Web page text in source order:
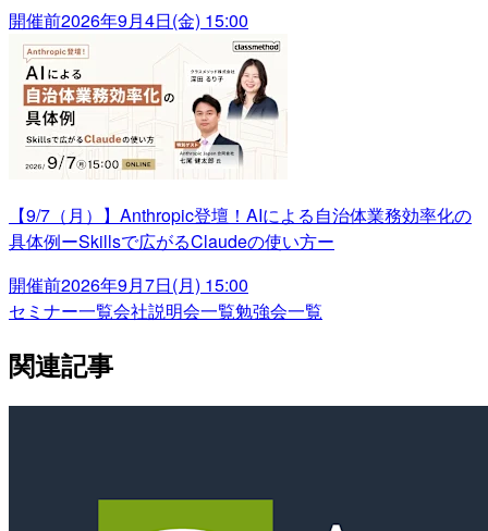
開催前2026年9月4日(金) 15:00
【9/7（月）】Anthropic登壇！AIによる自治体業務効率化の
具体例ーSkillsで広がるClaudeの使い方ー
開催前2026年9月7日(月) 15:00
セミナー一覧会社説明会一覧勉強会一覧
関連記事